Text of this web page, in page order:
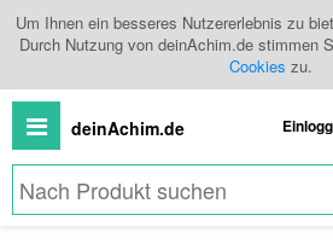
Um Ihnen ein besseres Nutzererlebnis zu
Durch Nutzung von deinAchim.de stimmen
Cookies zu.
deinAchim.de